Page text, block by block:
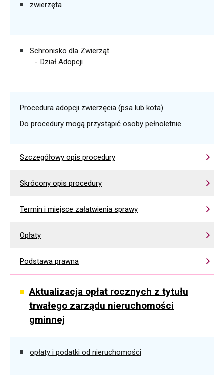
zwierzęta
Schronisko dla Zwierząt
Dział Adopcji
Procedura adopcji zwierzęcia (psa lub kota).
Do procedury mogą przystąpić osoby pełnoletnie.
Szczegółowy opis procedury
Skrócony opis procedury
Termin i miejsce załatwienia sprawy
Opłaty
Podstawa prawna
Aktualizacja opłat rocznych z tytułu
trwałego zarządu nieruchomości
gminnej
opłaty i podatki od nieruchomości